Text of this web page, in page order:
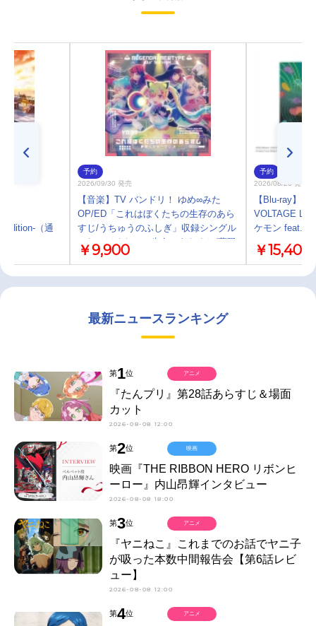
edition-（通
予約
2026/09/30 発売
【音楽】TV バンドリ！ ゆめ∞みた
OP/ED「これはぼくたちの生存のあら
すじ/うちゅうのふしぎ」収録シングル
これはぼくたちの生存のあらすじ/夢限
大みゅーたいぷ【Blu-ray付生産限定
￥9,900
予約
2026/08/26 発売
【Blu-ray】
VOLTAGE
ケモン feat.
￥15,400
最新ニュースランキング
第1位
『たんプリ』第28話あらすじ＆場面
カット
2026-08-08 12:00
アニメ
第2位
映画『THE RIBBON HERO リボンヒ
ーロー』内山昂輝インタビュー
2026-08-08 18:00
映画
第3位
『ヤニねこ』これまでのお話でヤニ子
が吸った本数中間報告会【第6話レビ
ュー】
2026-08-08 12:00
アニメ
第4位 アニメ